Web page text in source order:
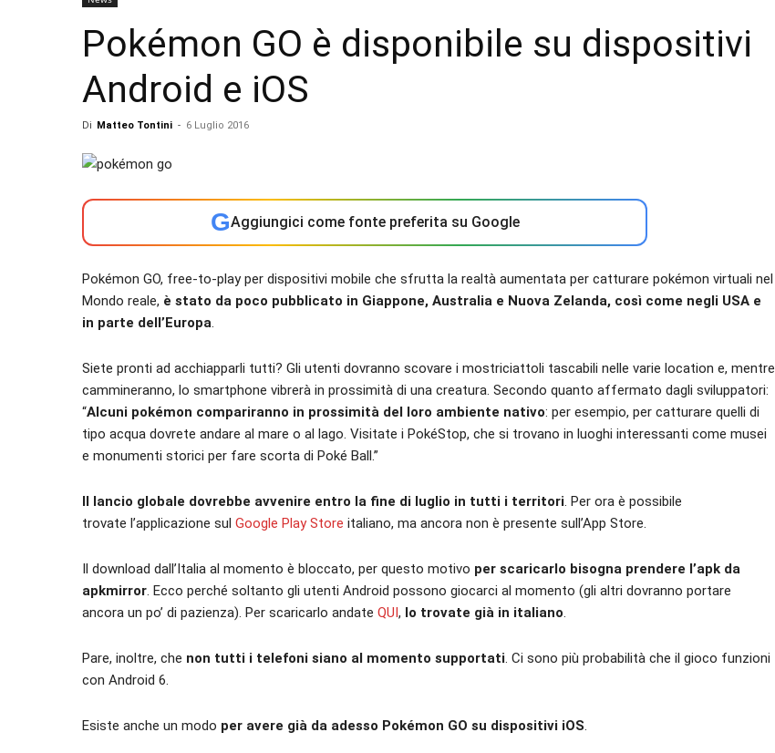
Pokémon GO è disponibile su dispositivi
Android e iOS
Di Matteo Tontini - 6 Luglio 2016
GAggiungici come fonte preferita su Google
Pokémon GO, free-to-play per dispositivi mobile che sfrutta la realtà aumentata per catturare pokémon virtuali nel
Mondo reale, è stato da poco pubblicato in Giappone, Australia e Nuova Zelanda, così come negli USA e
in parte dell’Europa.
Siete pronti ad acchiapparli tutti? Gli utenti dovranno scovare i mostriciattoli tascabili nelle varie location e, mentre
cammineranno, lo smartphone vibrerà in prossimità di una creatura. Secondo quanto affermato dagli sviluppatori:
“Alcuni pokémon compariranno in prossimità del loro ambiente nativo: per esempio, per catturare quelli di
tipo acqua dovrete andare al mare o al lago. Visitate i PokéStop, che si trovano in luoghi interessanti come musei
e monumenti storici per fare scorta di Poké Ball.”
Il lancio globale dovrebbe avvenire entro la fine di luglio in tutti i territori. Per ora è possibile
trovate l’applicazione sul Google Play Store italiano, ma ancora non è presente sull’App Store.
Il download dall’Italia al momento è bloccato, per questo motivo per scaricarlo bisogna prendere l’apk da
apkmirror. Ecco perché soltanto gli utenti Android possono giocarci al momento (gli altri dovranno portare
ancora un po’ di pazienza). Per scaricarlo andate QUI, lo trovate già in italiano.
Pare, inoltre, che non tutti i telefoni siano al momento supportati. Ci sono più probabilità che il gioco funzioni
con Android 6.
Esiste anche un modo per avere già da adesso Pokémon GO su dispositivi iOS.